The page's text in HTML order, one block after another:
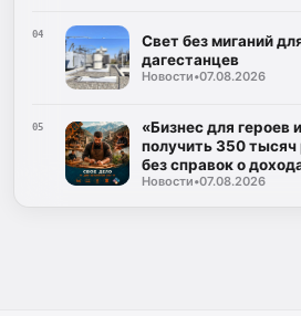
04
Свет без миганий
дагестанцев
Новости•07.08.2026
05
«Бизнес для героев
получить 350 тысяч
без справок о
Новости•07.08.2026